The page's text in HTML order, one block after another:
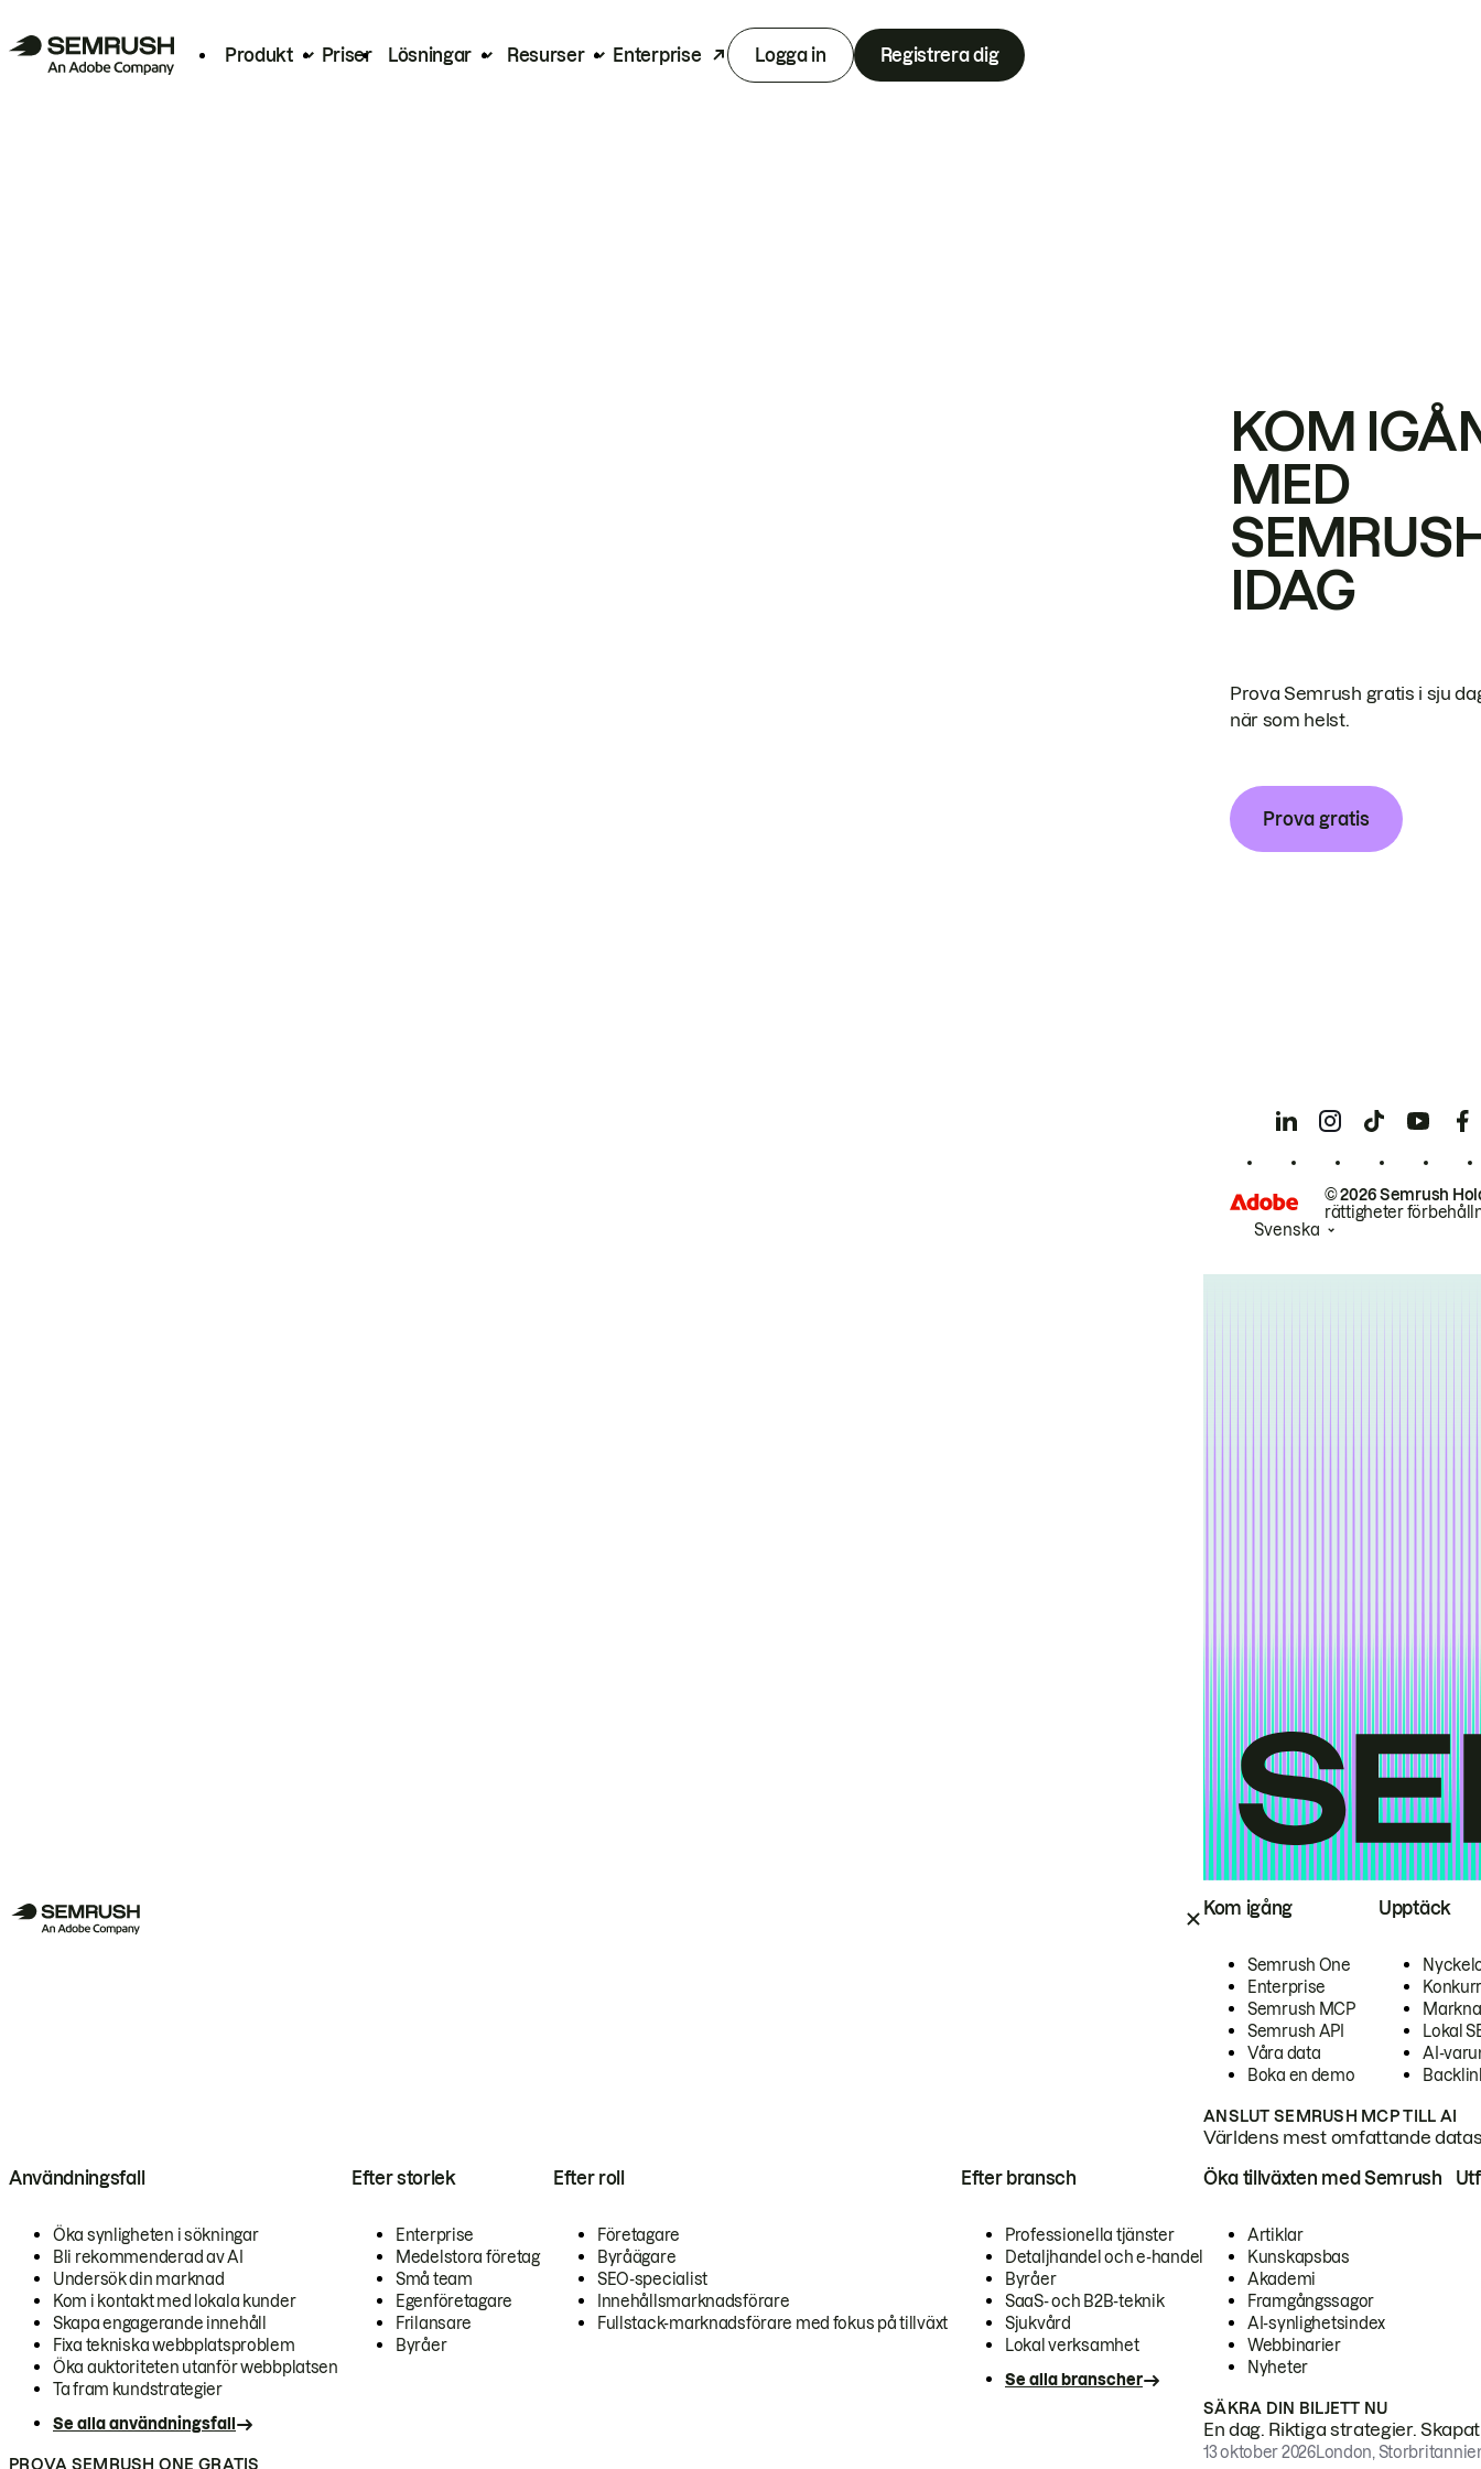
Produkt Priser Lösningar Resurser Enterprise Logga in Registrera dig
Kom igång
Semrush One
Enterprise
Semrush MCP
Semrush API
Våra data
Boka en demo
Upptäck
Lokal
AI-
ANSLUT SEMRUSH MCP TILL AI
Världens mest omfattande
Användningsfall
Öka synligheten i sökningar
Bli rekommenderad av AI
Undersök din marknad
Kom i kontakt med lokala kunder
Skapa engagerande innehåll
Fixa tekniska webbplatsproblem
Öka auktoriteten utanför webbplatsen
Ta fram kundstrategier
Se alla användningsfall
Efter storlek
Enterprise
Medelstora företag
Små team
Egenföretagare
Frilansare
Byråer
Efter roll
Företagare
Byråägare
SEO-specialist
Innehållsmarknadsförare
Fullstack-marknadsförare med fokus på tillväxt
Efter bransch
Professionella tjänster
Detaljhandel och e-handel
Byråer
SaaS- och B2B-teknik
Sjukvård
Lokal verksamhet
Se alla branscher
PROVA SEMRUSH ONE GRATIS
Öka tillväxten med Semrush
Artiklar
Kunskapsbas
Akademi
Framgångssagor
AI-synlighetsindex
Webbinarier
Nyheter
SÄKRA DIN BILJETT NU
En dag. Riktiga strategier.
13 oktober 2026London,
KOM
MED
IDAG
Prova Semrush gratis i sju
när som helst.
Prova gratis
© 2026 Semrush
rättigheter
Svenska